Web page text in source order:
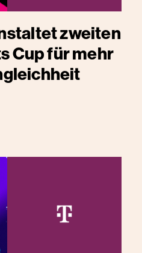
zweiten
Cup für mehr